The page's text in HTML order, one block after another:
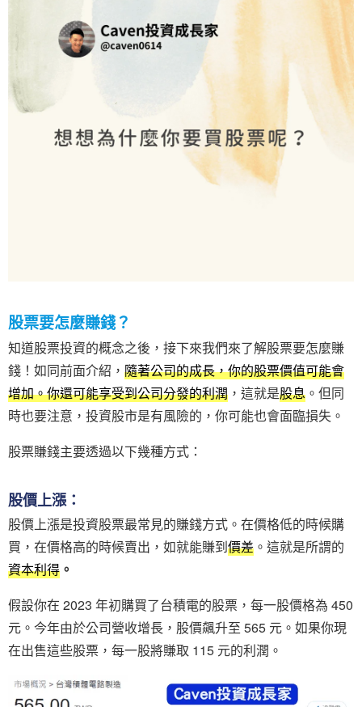
股票要怎麼賺錢？
知道股票投資的概念之後，接下來我們來了解股票要怎麼賺
錢！如同前面介紹， 隨著公司的成長，你的股票價值可能會
增加。你還可能享受到公司分發的利潤 ，這就是股息 。但同
時也要注意，投資股市是有風險的，你可能也會面臨損失。
股票賺錢主要透過以下幾種方式：
股價上漲：
股價上漲是投資股票最常見的賺錢方式。在價格低的時候購
買，在價格高的時候賣出，如就能賺到價差 。這就是所謂的
資本利得 。
假設你在 2023 年初購買了台積電的股票，每一股價格為 450
元。今年由於公司營收增長，股價飆升至 565 元。如果你現
在出售這些股票，每一股將賺取 115 元的利潤。